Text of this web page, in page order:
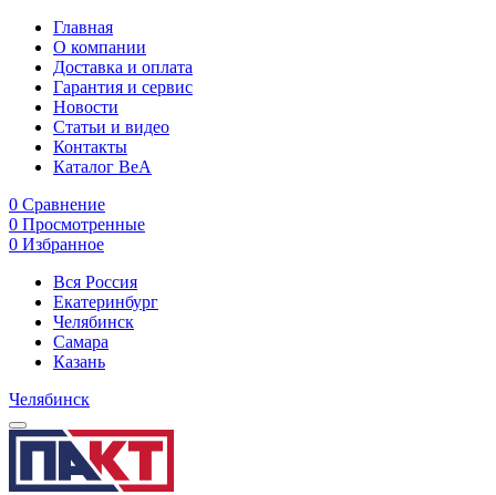
Главная
О компании
Доставка и оплата
Гарантия и сервис
Новости
Статьи и видео
Контакты
Каталог BeA
0 Сравнение
0 Просмотренные
0 Избранное
Вся Россия
Екатеринбург
Челябинск
Самара
Казань
Челябинск